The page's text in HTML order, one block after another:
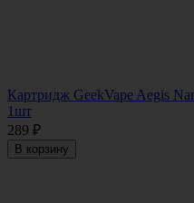
Картридж GeekVape Aegis
1шт
289 ₽
В корзину